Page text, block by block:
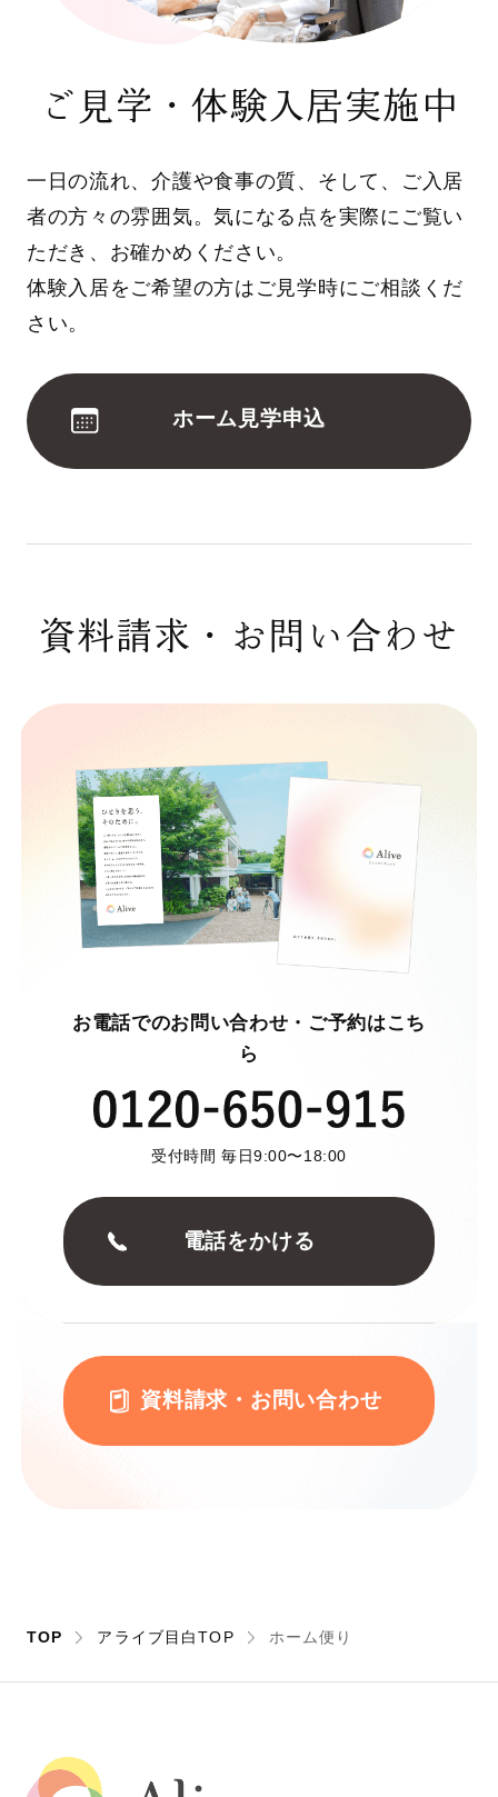
ご見学・体験入居実施中
一日の流れ、介護や食事の質、そして、ご入居
者の方々の雰囲気。気になる点を実際にご覧い
ただき、お確かめください。
体験入居をご希望の方はご見学時にご相談くだ
さい。
ホーム見学申込
資料請求・お問い合わせ
お電話でのお問い合わせ・ご予約はこち
ら
受付時間 毎日9:00〜18:00
電話をかける
資料請求・お問い合わせ
TOP アライブ目白TOP ホーム便り